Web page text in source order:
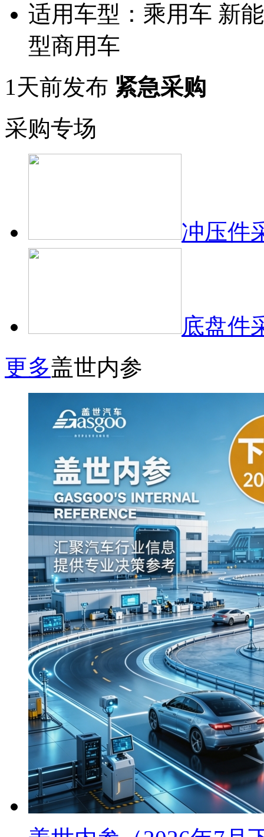
适用车型： 乘用车 新
型商用车
1天前发布 紧急采购
采购专场
冲压件
底盘件
更多盖世内参